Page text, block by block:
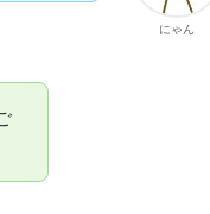
にゃん